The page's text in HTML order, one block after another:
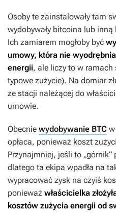
Osoby te zainstalowały tam
wydobywały bitcoina lub
Ich zamiarem mogłoby być
umowy, która nie
energii, ale liczy to w ramach
typowe zużycie). Na domiar
ze stacji należącej do
umowie.
Obecnie wydobywanie BTC
opłaca, ponieważ koszt
Przynajmniej, jeśli to „górnik”
dlatego ta ekipa wpadła na
wypracować zysk na czyiś
ponieważ właścicielka
kosztów zużycia energii od